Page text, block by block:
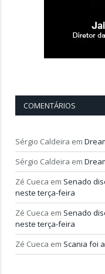
COMENTÁRIOS
Sérgio Caldeira em
Sérgio Caldeira em
Zé Cueca em Senado
neste terça-feira
Zé Cueca em Senado
neste terça-feira
Zé Cueca em Scania foi